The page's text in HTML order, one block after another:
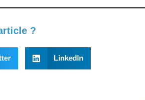
?
LinkedIn